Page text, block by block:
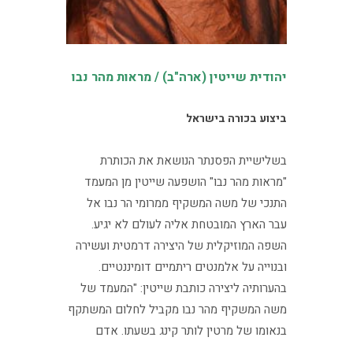
יהודית שייטין (ארה"ב) / מראות מהר נבו
ביצוע בכורה בישראל
בשלישיית הפסנתר הנושאת את הכותרת
"מראות מהר נבו" הושפעה שייטין מן המעמד
התנכי של משה המשקיף ממרומי הר נבו אל
עבר הארץ המובטחת אליה לעולם לא יגיע.
השפה המוזיקלית של היצירה דרמטית ועשירה
ובנוייה על אלמנטים ריתמיים דומיננטיים.
בהערותיה ליצירה כותבת שייטין: "המעמד של
משה המשקיף מהר נבו מקביל לחלום המשתקף
בנאומו של מרטין לותר קינג בשעתו. אדם